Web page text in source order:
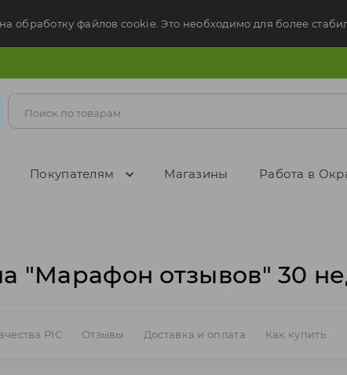
обработку файлов cookie. Это необходимо для более
Покупателям Магазины Работа в
"Марафон отзывов" 30
PIC Отзывы Доставка и оплата Как купить